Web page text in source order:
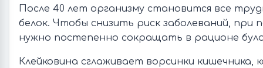
После 40 лет организму становится все
белок. Чтобы снизить риск заболеваний, при
нужно постепенно сокращать в рационе
Клейковина сглаживает ворсинки